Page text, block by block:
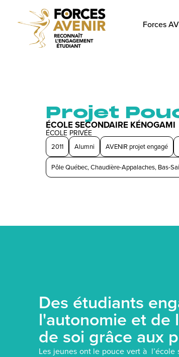
Forces
Projet
ÉCOLE SECONDAIRE KÉNOGAMI
ÉCOLE PRIVÉE
2011 Alumni AVENIR projet engagé
Pôle Québec, Chaudière-Appalaches, Bas-
Des étudiants
l'autonomie et de
de soi grâce aux
Les jeunes ont le pouce vert à l’école